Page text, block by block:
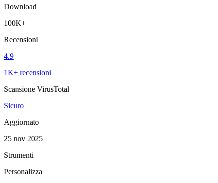
Download
100K+
Recensioni
4.9
1K+ recensioni
Scansione VirusTotal
Sicuro
Aggiornato
25 nov 2025
Strumenti
Personalizza